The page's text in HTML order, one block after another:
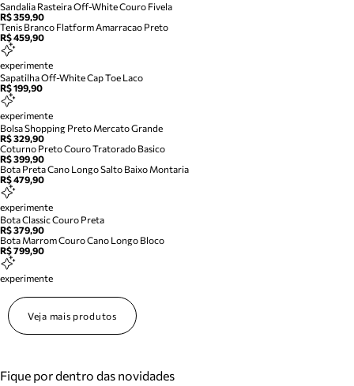
Sandalia Rasteira Off-White Couro Fivela
R$ 359,90
Tenis Branco Flatform Amarracao Preto
R$ 459,90
experimente
Sapatilha Off-White Cap Toe Laco
R$ 199,90
experimente
Bolsa Shopping Preto Mercato Grande
R$ 329,90
Coturno Preto Couro Tratorado Basico
R$ 399,90
Bota Preta Cano Longo Salto Baixo Montaria
R$ 479,90
experimente
Bota Classic Couro Preta
R$ 379,90
Bota Marrom Couro Cano Longo Bloco
R$ 799,90
experimente
Veja mais produtos
Fique por dentro das novidades